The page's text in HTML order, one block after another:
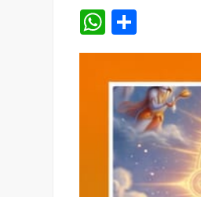
W
h
at
s
A
p
p
h
ar
e